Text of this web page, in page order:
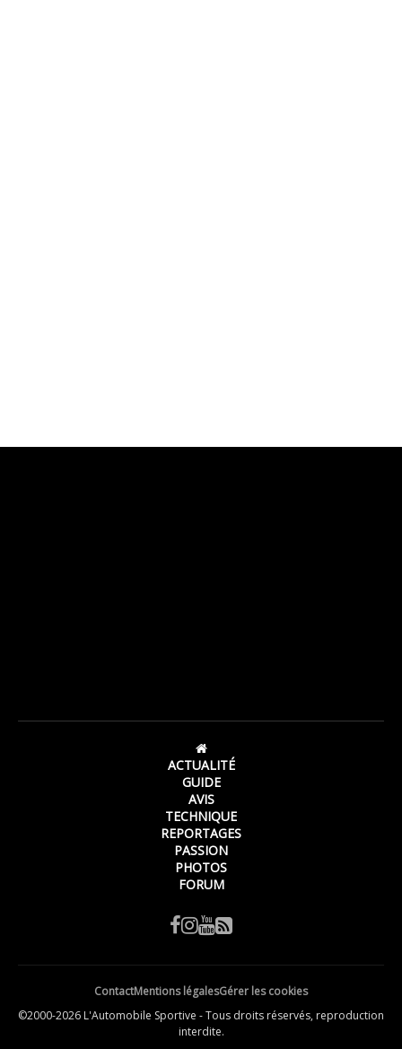
ACTUALITÉ
GUIDE
AVIS
TECHNIQUE
REPORTAGES
PASSION
PHOTOS
FORUM
ContactMentions légalesGérer les cookies
©2000-2026 L'Automobile Sportive - Tous droits réservés, reproduction
interdite.